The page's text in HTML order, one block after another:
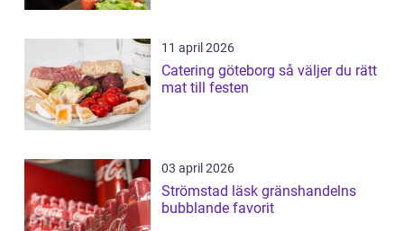
11 april 2026
Catering göteborg så väljer du rätt
mat till festen
03 april 2026
Strömstad läsk gränshandelns
bubblande favorit